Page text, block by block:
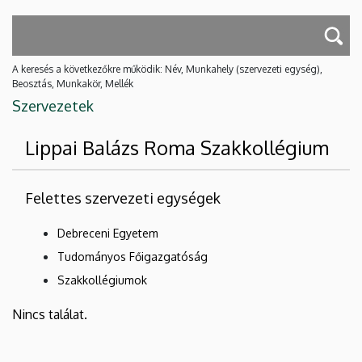
A keresés a következőkre működik: Név, Munkahely (szervezeti egység),
Beosztás, Munkakör, Mellék
Szervezetek
Lippai Balázs Roma Szakkollégium
Felettes szervezeti egységek
Debreceni Egyetem
Tudományos Főigazgatóság
Szakkollégiumok
Nincs találat.